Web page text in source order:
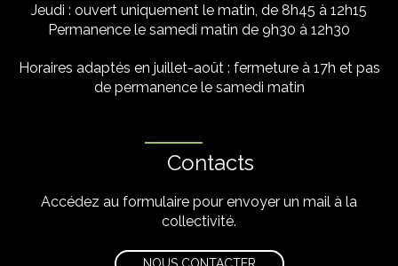
Jeudi : ouvert uniquement le matin, de 8h45 à 12h15
Permanence le samedi matin de 9h30 à 12h30
Horaires adaptés en juillet-août : fermeture à 17h et pas
de permanence le samedi matin
Contacts
Accédez au formulaire pour envoyer un mail à la
collectivité.